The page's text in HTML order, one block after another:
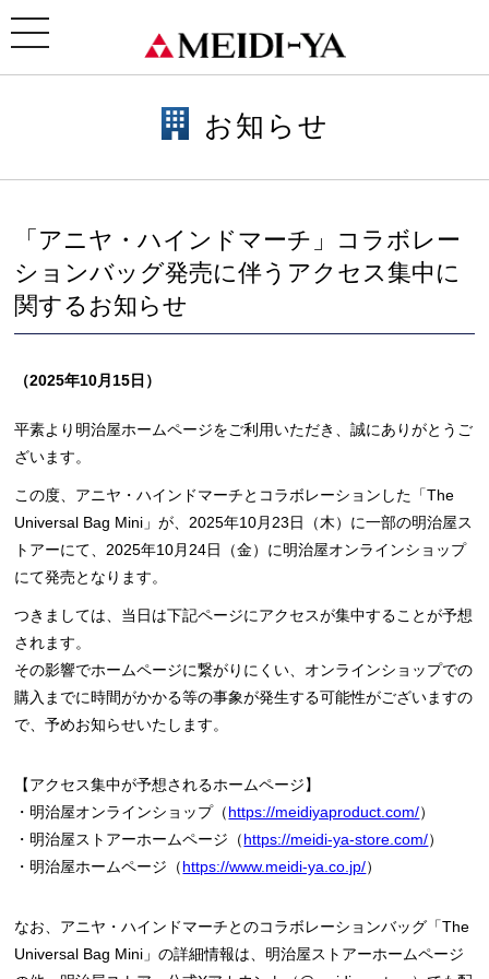
toggle
navigation
お知らせ
「アニヤ・ハインドマーチ」コラボレー
ションバッグ発売に伴うアクセス集中に
関するお知らせ
（2025年10月15日）
平素より明治屋ホームページをご利用いただき、誠にありがとうご
ざいます。
この度、アニヤ・ハインドマーチとコラボレーションした「The
Universal Bag Mini」が、2025年10月23日（木）に一部の明治屋ス
トアーにて、2025年10月24日（金）に明治屋オンラインショップ
にて発売となります。
つきましては、当日は下記ページにアクセスが集中することが予想
されます。
その影響でホームページに繋がりにくい、オンラインショップでの
購入までに時間がかかる等の事象が発生する可能性がございますの
で、予めお知らせいたします。
【アクセス集中が予想されるホームページ】
・明治屋オンラインショップ（https://meidiyaproduct.com/）
・明治屋ストアーホームページ（https://meidi-ya-store.com/）
・明治屋ホームページ（https://www.meidi-ya.co.jp/）
なお、アニヤ・ハインドマーチとのコラボレーションバッグ「The
Universal Bag Mini」の詳細情報は、明治屋ストアーホームページ